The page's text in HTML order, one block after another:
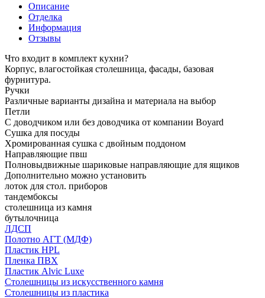
Описание
Отделка
Информация
Отзывы
Что входит в комплект кухни?
Корпус, влагостойкая столешница, фасады, базовая
фурнитура.
Ручки
Различные варианты дизайна и материала на выбор
Петли
С доводчиком или без доводчика от компании Boyard
Сушка для посуды
Хромированная сушка с двойным поддоном
Направляющие пвш
Полновыдвижные шариковые направляющие для ящиков
Дополнительно можно установить
лоток для стол. приборов
тандембоксы
столешница из камня
бутылочница
ЛДСП
Полотно АГТ (МДФ)
Пластик HPL
Пленка ПВХ
Пластик Alvic Luxe
Столешницы из искусственного камня
Столешницы из пластика